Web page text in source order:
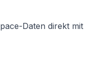
Daten direkt mit